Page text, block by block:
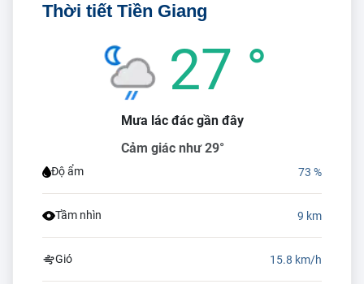
Thời tiết Tiền Giang
27 °
Mưa lác đác gần đây
Cảm giác như 29°
Độ ẩm 73 %
Tầm nhìn 9 km
Gió 15.8 km/h